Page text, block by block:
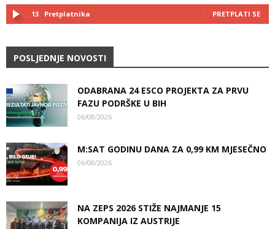
13 Pretplatnika PRETPLATI SE
POSLJEDNJE NOVOSTI
ODABRANA 24 ESCO PROJEKTA ZA PRVU
FAZU PODRŠKE U BIH
06/08/2026
M:SAT GODINU DANA ZA 0,99 KM MJESEČNO
06/08/2026
NA ZEPS 2026 STIŽE NAJMANJE 15
KOMPANIJA IZ AUSTRIJE